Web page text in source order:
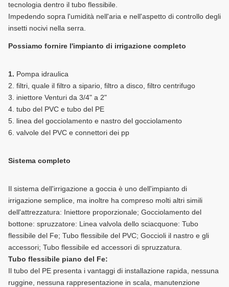
tecnologia dentro il tubo flessibile.
Impedendo sopra l'umidità nell'aria e nell'aspetto di controllo degli
insetti nocivi nella serra.
Possiamo fornire l'impianto di irrigazione completo
1. Pompa idraulica
2. filtri, quale il filtro a sipario, filtro a disco, filtro centrifugo
3. iniettore Venturi da 3/4" a 2"
4. tubo del PVC e tubo del PE
5. linea del gocciolamento e nastro del gocciolamento
6. valvole del PVC e connettori dei pp
Sistema completo
Il sistema dell'irrigazione a goccia è uno dell'impianto di
irrigazione semplice, ma inoltre ha compreso molti altri simili
dell'attrezzatura: Iniettore proporzionale; Gocciolamento del
bottone: spruzzatore: Linea valvola dello sciacquone: Tubo
flessibile del Fe; Tubo flessibile del PVC; Goccioli il nastro e gli
accessori; Tubo flessibile ed accessori di spruzzatura.
Tubo flessibile piano del Fe:
Il tubo del PE presenta i vantaggi di installazione rapida, nessuna
ruggine, nessuna rappresentazione in scala, manutenzione